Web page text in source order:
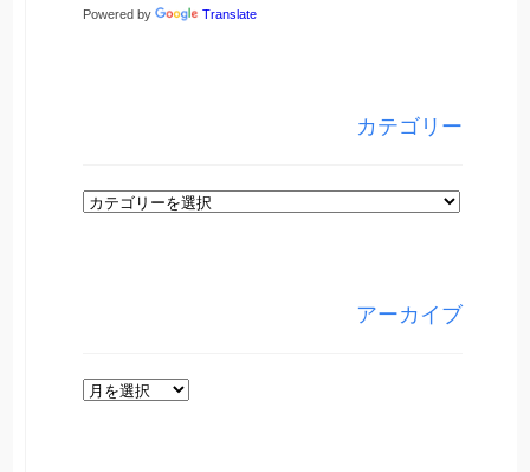
Powered by Translate
カテゴリー
カ
アーカイブ
ア